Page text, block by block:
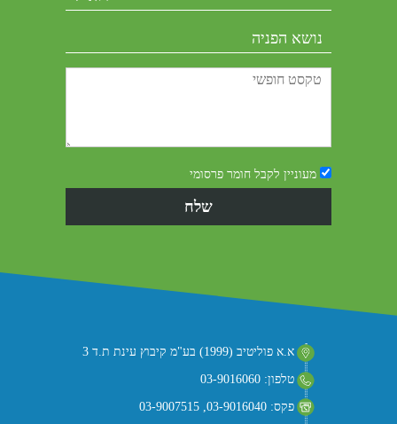
מעוניין לקבל חומר פרסומי
א.א פוליטיב (1999) בע"מ קיבוץ עינת ת.ד 3
טלפון: 03-9016060
פקס: 03-9016040, 03-9007515